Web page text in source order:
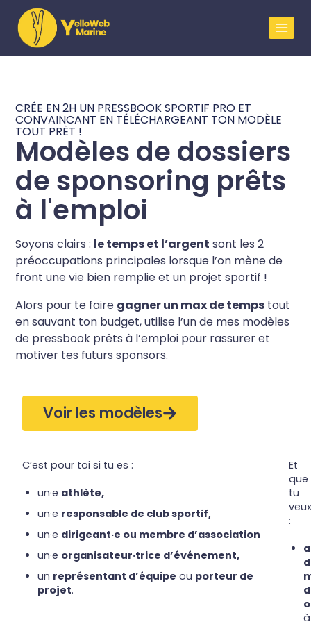
CRÉE EN 2H UN PRESSBOOK SPORTIF PRO ET
CONVAINCANT EN TÉLÉCHARGEANT TON MODÈLE
TOUT PRÊT !
Modèles de dossiers
de sponsoring prêts
à l'emploi
Soyons clairs : le temps et l’argent sont les 2
préoccupations principales lorsque l’on mène de
front une vie bien remplie et un projet sportif !
Alors pour te faire gagner un max de temps tout
ensauvant ton budget, utilise l’un de mes modèles
de pressbook prêts à l’emploi pour rassurer et
motiver tes futurs sponsors.
Voir les modèles
C’est pour toi si tu es :
un·e athlète,
un·e responsable de club sportif,
un·e dirigeant·e ou membre d’association
un·e organisateur·trice d’événement,
un représentant d’équipe ou porteur de
projet.
Et
que
tu
veux
:
à